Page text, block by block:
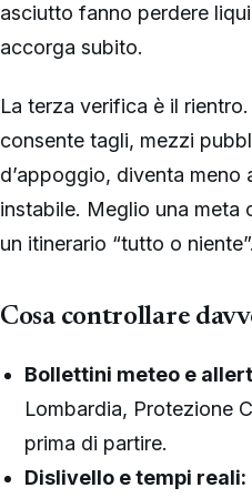
asciutto fanno perdere
accorga subito.
La terza verifica è il
consente tagli, mezzi
d’appoggio, diventa meno
instabile. Meglio una meta
un itinerario “tutto o niente”.
Cosa controllare
Bollettini meteo e
Lombardia, Protezione
prima di partire.
Dislivello e tempi reali: